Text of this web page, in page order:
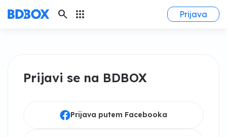
search apps Prijava
Prijavi se na BDBOX
Prijava putem Facebooka